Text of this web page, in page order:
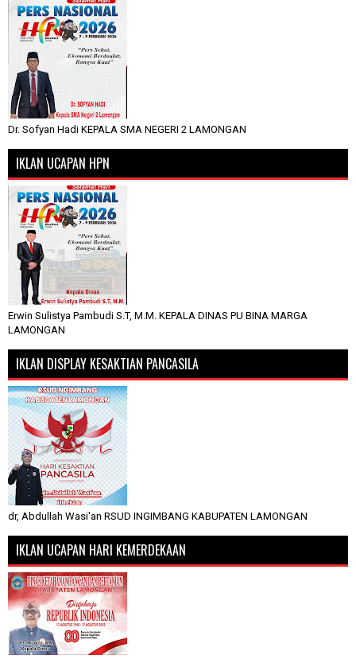
Dr. Sofyan Hadi KEPALA SMA NEGERI 2 LAMONGAN
IKLAN UCAPAN HPN
Erwin Sulistya Pambudi S.T, M.M. KEPALA DINAS PU BINA MARGA
LAMONGAN
IKLAN DISPLAY KESAKTIAN PANCASILA
dr, Abdullah Wasi'an RSUD INGIMBANG KABUPATEN LAMONGAN
IKLAN UCAPAN HARI KEMERDEKAAN